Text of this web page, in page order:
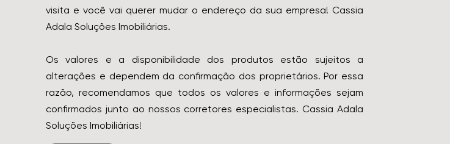
visita e você vai querer mudar o endereço da sua empresa! Cassia
Adala Soluções Imobiliárias.
Os valores e a disponibilidade dos produtos estão sujeitos a
alterações e dependem da confirmação dos proprietários. Por essa
razão, recomendamos que todos os valores e informações sejam
confirmados junto ao nossos corretores especialistas. Cassia Adala
Soluções Imobiliárias!